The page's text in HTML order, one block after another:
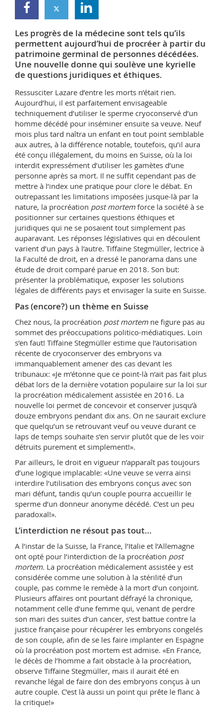
Sciences et médecine
Interfacultaire
Collaborateurs
Doctorants
Webmail
Programme des cours
MyUnifr
Les progrès de la médecine sont tels qu’ils
permettent aujourd’hui de procréer à partir du
patrimoine germinal de personnes décédées.
Une nouvelle donne qui soulève une kyrielle
de questions juridiques et éthiques.
Ressusciter Lazare d’entre les morts n’était rien.
Aujourd’hui, il est parfaitement envisageable
techniquement d’utiliser le sperme cryoconservé d’un
homme décédé pour inséminer ensuite sa veuve. Neuf
mois plus tard naîtra un enfant en tout point semblable
aux autres, à la différence notable, toutefois, qu’il aura
été conçu illégalement, du moins en Suisse, où la loi
interdit expressément d’utiliser les gamètes d’une
personne après sa mort. Il ne suffit cependant pas de
mettre à l’index une pratique pour clore le débat. En
outrepassant les limitations imposées jusque-là par la
nature, la procréation post mortemforce la société à se
positionner sur certaines questions éthiques et
juridiques qui ne se posaient tout simplement pas
auparavant. Les réponses législatives qui en découlent
varient d’un pays à l’autre. Tiffaine Stegmüller, lectrice à
la Faculté de droit, en a dressé le panorama dans une
étude de droit comparé parue en 2018. Son but:
présenter la problématique, exposer les solutions
légales de différents pays et envisager la suite en Suisse.
Pas (encore?) un thème en Suisse
Chez nous, la procréation post mortemne figure pas au
sommet des préoccupations politico-médiatiques. Loin
s’en faut! Tiffaine Stegmüller estime que l’autorisation
récente de cryoconserver des embryons va
immanquablement amener des cas devant les
tribunaux: «Je m’étonne que ce point-là n’ait pas fait plus
débat lors de la dernière votation populaire sur la loi sur
la procréation médicalement assistée en 2016. La
nouvelle loi permet de concevoir et conserver jusqu’à
douze embryons pendant dix ans. On ne saurait exclure
que quelqu’un se retrouvant veuf ou veuve durant ce
laps de temps souhaite s’en servir plutôt que de les voir
détruits purement et simplement!».
Par ailleurs, le droit en vigueur n’apparaît pas toujours
d’une logique implacable: «Une veuve se verra ainsi
interdire l’utilisation des embryons conçus avec son
mari défunt, tandis qu’un couple pourra accueillir le
sperme d’un donneur anonyme décédé. C’est un peu
paradoxal!».
L’interdiction ne résout pas tout…
A l’instar de la Suisse, la France, l’Italie et l’Allemagne
ont opté pour l’interdiction de la procréation post
mortem. La procréation médicalement assistée y est
considérée comme une solution à la stérilité d’un
couple, pas comme le remède à la mort d’un conjoint.
Plusieurs affaires ont pourtant défrayé la chronique,
notamment celle d’une femme qui, venant de perdre
son mari des suites d’un cancer, s’est battue contre la
justice française pour récupérer les embryons congelés
de son couple, afin de se les faire implanter en Espagne
où la procréation post mortem est admise. «En France,
le décès de l’homme a fait obstacle à la procréation,
observe Tiffaine Stegmüller, mais il aurait été en
revanche légal de faire don des embryons conçus à un
autre couple. C’est là aussi un point qui prête le flanc à
la critique!»